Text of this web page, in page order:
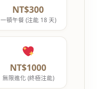
NT$300
一頓午餐 (注能 18 天)
NT$1000
無限進化 (終極注能)